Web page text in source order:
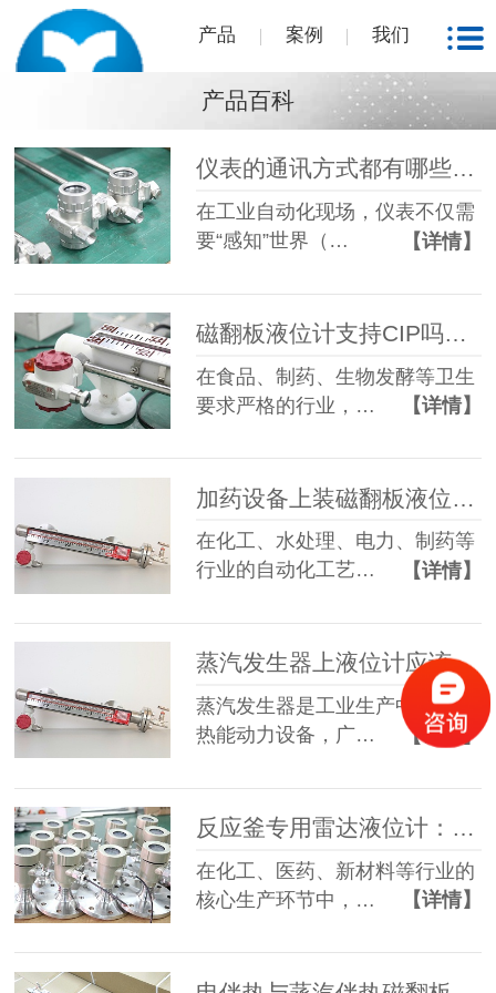
产品 案例 我们
产品百科
仪表的通讯方式都有哪些？西安相远科技有限公司为您解答
在工业自动化现场，仪表不仅需
要“感知”世界（…
【详情】
磁翻板液位计支持CIP吗？CIP指的是什么？
在食品、制药、生物发酵等卫生
要求严格的行业，…
【详情】
在化工、水处理、电力、制药等
行业的自动化工艺…
【详情】
蒸汽发生器上液位计应该怎么选？
蒸汽发生器是工业生产中重要的
热能动力设备，广…
【详情】
反应釜专用雷达液位计：选型、应用与维护全指南
在化工、医药、新材料等行业的
核心生产环节中，…
【详情】